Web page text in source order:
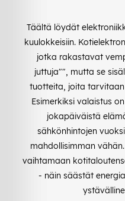
Täältä löydät
kuulokkeisiin.
jotka rakastavat
juttuja"", mutta se
tuotteita, joita
Esimerkiksi valaistus
jokapäiväistä
sähkönhintojen
mahdollisimman
vaihtamaan
- näin säästät